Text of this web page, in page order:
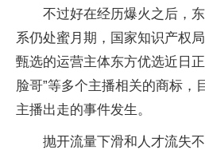
不过好在经历爆火之后，
系仍处蜜月期，国家知识产权
甄选的运营主体东方优选近日
脸哥”等多个主播相关的商标，
主播出走的事件发生。
抛开流量下滑和人才流失